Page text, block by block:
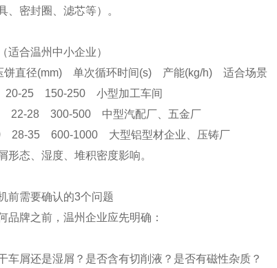
、密封圈、滤芯等）。
适合温州中小企业）
直径(mm) 单次循环时间(s) 产能(kg/h) 适合场景
25 150-250 小型加工车间
28 300-500 中型汽配厂、五金厂
35 600-1000 大型铝型材企业、压铸厂
形态、湿度、堆积密度影响。
前需要确认的3个问题
品牌之前，温州企业应先明确：
车屑还是湿屑？是否含有切削液？是否有磁性杂质？